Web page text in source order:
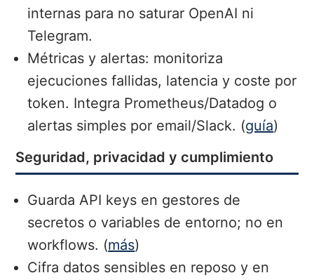
internas para no saturar OpenAI ni
Telegram.
Métricas y alertas: monitoriza
ejecuciones fallidas, latencia y coste por
token. Integra Prometheus/Datadog o
alertas simples por email/Slack. (guía)
Seguridad, privacidad y cumplimiento
Guarda API keys en gestores de
secretos o variables de entorno; no en
workflows. (más)
Cifra datos sensibles en reposo y en